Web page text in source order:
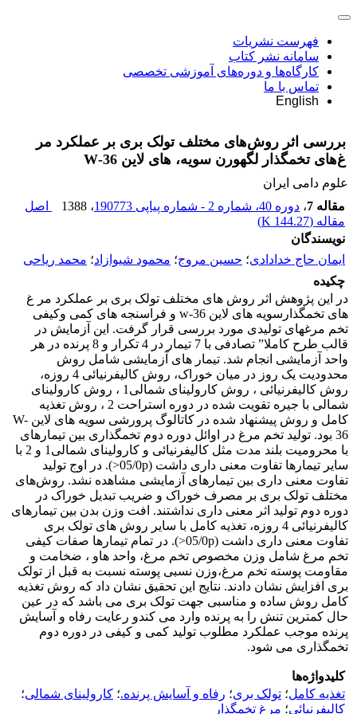
فهرست نشریات
سامانه نشر کتاب
کارگاه‌ها و دوره‌های آموزشی تخصصی
تماس با ما
English
بررسی اثر روش‌های مختلف تولک بری بر عملکرد مر
غ‌های تخمگذار لگهورن سویه، های لاین 36-W
علوم دامی ایران
مقاله 7
، دوره 40، شماره 2 - شماره پیاپی 190773 ، 1388
اصل
مقاله (144.27 K
)
نویسندگان
ایمان حاج خدادادی؛ حسین مروج؛ محمود شیوازاد؛ محمد ریاحی
چکیده
در این پژوهش اثر روش های مختلف تولک بری بر عملکرد مر غ
های تخمگذارسویه های لاین w-36 و فراسنجه های کمی وکیفی
تخم مرغهای تولیدی مورد بررسی قرار گرفت. این آزمایش در
قالب طرح کاملا” تصادفی با 7 تیمار در 4 تکرار و 8 پرنده در هر
واحد آزمایشی انجام شد. تیمار های آزمایشی شامل روش
محدودیت یک روز در میان خوراک، روش کالیفرنیائی 4 روزه،
روش کالیفرنیائی ، روش کارولینای شمالی1 ، روش کارولینای
شمالی با جیره تقویت شده در دوره استراحت 2 ، روش تغذیه
کامل و روش پیشنهاد شده در کاتالوگ پرورشی سویه های لاین W-
36 بود. تولید تخم مرغ در اوائل دوره دوم تخمگذاری بین تیمارهای
با محرومیت بلند مدت مثل کالیفرنیائی و کارولینای شمالی1 و 2 با
سایر تیمارها تفاوت معنی داری داشت (05/0p<). در اوج تولید
تفاوت معنی داری بین تیمارهای آزمایشی مشاهده نشد. روش‌های
مختلف تولک بری بر مصرف خوراک و ضریب تبدیل خوراک در
دوره دوم تولید اثر معنی داری نداشتند. افت وزن بدن بین تیمارهای
کالیفرنیائی 4 روزه، تغذیه کامل با سایر روش های تولک بری
تفاوت معنی داری داشت (05/0p<). در تمام تیمارها صفات کیفی
تخم مرغ شامل وزن مخصوص تخم مرغ، واحد هاو ، ضخامت و
مقاومت پوسته تخم مرغ،وزن نسبی پوسته نسبت به قبل از تولک
بری افزایش نشان دادند. نتایج این تحقیق نشان داد که روش تغذیه
کامل روش ساده و مناسبی جهت تولک بری می باشد که در عین
حال کمترین تنش را به پرنده وارد می کندو رعایت رفاه و آسایش
پرنده موجب عملکرد مطلوب تولید کمی و کیفی در دوره دوم
تخمگذاری می شود.
کلیدواژه‌ها
تغذیه کامل؛ تولک بری؛ رفاه و آسایش پرنده.؛ کارولینای شمالی؛
کالیفرنیائی؛ مرغ تخمگذار